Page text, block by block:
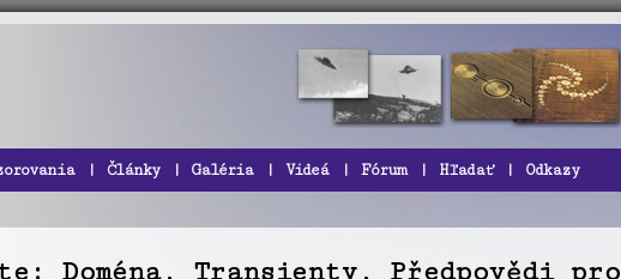
| Články | Galéria | Videá | Fórum | Hľadať | Odkazy
Doména, Transienty, Předpovědi pro